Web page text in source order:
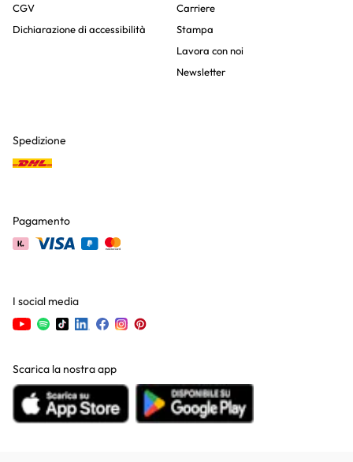
CGV
Dichiarazione di accessibilità
Carriere
Stampa
Lavora con noi
Newsletter
Spedizione
Pagamento
I social media
Scarica la nostra app